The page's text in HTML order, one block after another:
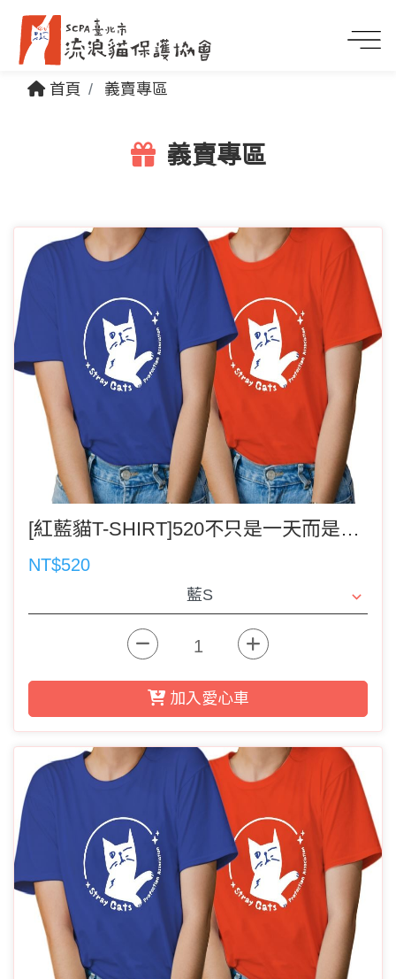
首頁 義賣專區
義賣專區
[紅藍貓T-SHIRT]520不只是一天而是與貓咪貼身的天天(單件)(請記得選運費)
NT$520
加入愛心車